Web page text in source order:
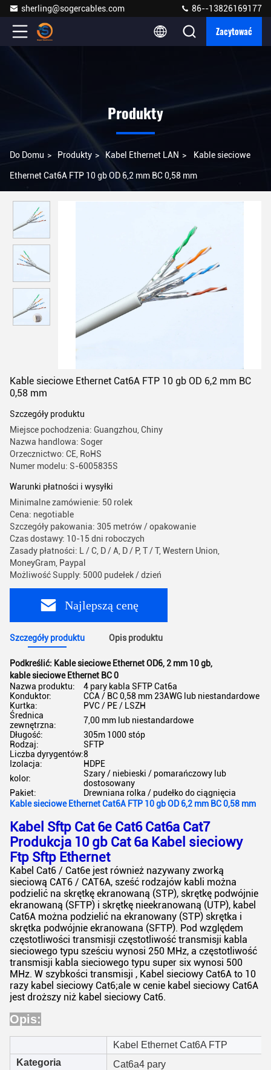
sherling@sogercables.com 86--13826169177
Zacytować
Produkty
Do Domu > Produkty > Kabel Ethernet LAN > Kable sieciowe
Ethernet Cat6A FTP 10 gb OD 6,2 mm BC 0,58 mm
Kable sieciowe Ethernet Cat6A FTP 10 gb OD 6,2 mm BC
0,58 mm
Szczegóły produktu
Miejsce pochodzenia: Guangzhou, Chiny
Nazwa handlowa: Soger
Orzecznictwo: CE, RoHS
Numer modelu: S-6005835S
Warunki płatności i wysyłki
Minimalne zamówienie: 50 rolek
Cena: negotiable
Szczegóły pakowania: 305 metrów / opakowanie
Czas dostawy: 10-15 dni roboczych
Zasady płatności: L / C, D / A, D / P, T / T, Western Union,
MoneyGram, Paypal
Możliwość Supply: 5000 pudełek / dzień
Najlepszą cenę
Szczegóły produktu Opis produktu
Podkreślić: Kable sieciowe Ethernet OD6, 2 mm 10 gb,
kable sieciowe Ethernet BC 0
Nazwa produktu:
4 pary kabla SFTP Cat6a
Konduktor:
CCA / BC 0,58 mm 23AWG lub niestandardowe
Kurtka:
PVC / PE / LSZH
Średnica
zewnętrzna:
7,00 mm lub niestandardowe
Długość:
305m 1000 stóp
Rodzaj:
SFTP
Liczba dyrygentów:8
Izolacja:
HDPE
kolor:
Szary / niebieski / pomarańczowy lub
dostosowany
Pakiet:
Drewniana rolka / pudełko do ciągnięcia
Kable sieciowe Ethernet Cat6A FTP 10 gb OD 6,2 mm BC 0,58 mm
Kabel Sftp Cat 6e Cat6 Cat6a Cat7
Produkcja 10 gb Cat 6a Kabel sieciowy
Ftp Sftp Ethernet
Kabel Cat6 / Cat6e jest również nazywany zworką
sieciową CAT6 / CAT6A, sześć rodzajów kabli można
podzielić na skrętkę ekranowaną (STP), skrętkę podwójnie
ekranowaną (SFTP) i skrętkę nieekranowaną (UTP), kabel
Cat6A można podzielić na ekranowany (STP) skrętka i
skrętka podwójnie ekranowana (SFTP). Pod względem
częstotliwości transmisji częstotliwość transmisji kabla
sieciowego typu sześciu wynosi 250 MHz, a częstotliwość
transmisji kabla sieciowego typu super six wynosi 500
MHz. W szybkości transmisji , Kabel sieciowy Cat6A to 10
razy kabel sieciowy Cat6;ale w cenie kabel sieciowy Cat6A
jest droższy niż kabel sieciowy Cat6.
Opis:
Kabel Ethernet Cat6A FTP
Kategoria
Cat6a4 pary